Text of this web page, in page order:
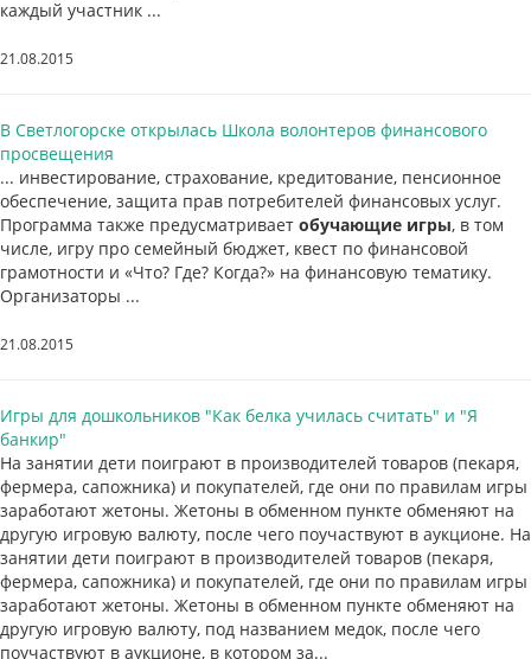
каждый участник ...
21.08.2015
В Светлогорске открылась Школа волонтеров финансового
просвещения
... инвестирование, страхование, кредитование, пенсионное
обеспечение, защита прав потребителей финансовых услуг.
Программа также предусматривает обучающие игры, в том
числе, игру про семейный бюджет, квест по финансовой
грамотности и «Что? Где? Когда?» на финансовую тематику.
Организаторы ...
21.08.2015
Игры для дошкольников "Как белка училась считать" и "Я
банкир"
На занятии дети поиграют в производителей товаров (пекаря,
фермера, сапожника) и покупателей, где они по правилам игры
заработают жетоны. Жетоны в обменном пункте обменяют на
другую игровую валюту, после чего поучаствуют в аукционе. На
занятии дети поиграют в производителей товаров (пекаря,
фермера, сапожника) и покупателей, где они по правилам игры
заработают жетоны. Жетоны в обменном пункте обменяют на
другую игровую валюту, под названием медок, после чего
поучаствуют в аукционе, в котором за...